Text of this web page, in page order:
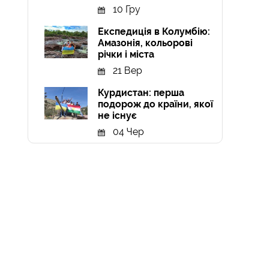
10 Гру
Експедиція в Колумбію:
Амазонія, кольорові
річки і міста
21 Вер
Курдистан: перша
подорож до країни, якої
не існує
04 Чер